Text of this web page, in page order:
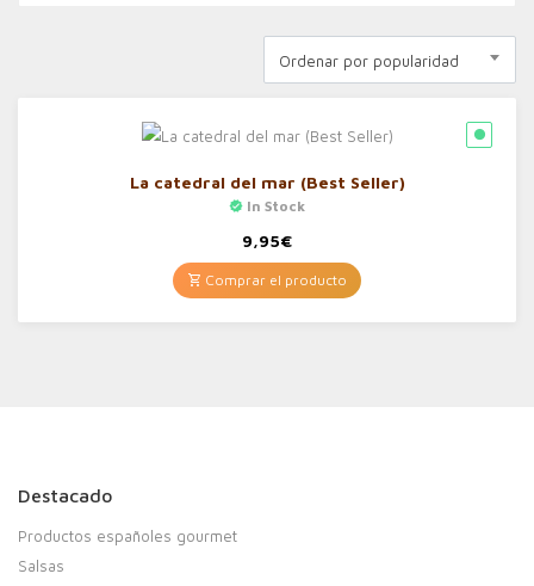
Ordenar por popularidad
La catedral del mar (Best Seller)
In Stock
9,95€
Comprar el producto
Destacado
Productos españoles gourmet
Salsas